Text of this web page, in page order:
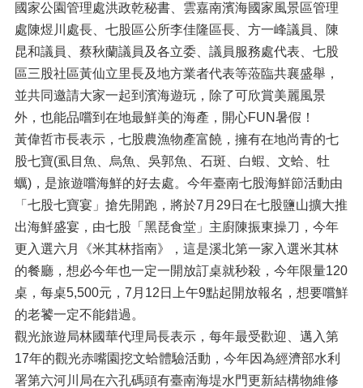
國家公園管理處洪政乾秘書、雲嘉南濱海國家風景區管理
處陳煜川處長、七股區公所李佳隆區長、方一峰議員、陳
昆和議員、蔡秋蘭議員及各立委、議員服務處代表、七股
區三股社區黃仙立里長及地方業者代表等蒞臨共襄盛舉，
並共同邀請大家一起到濱海遊玩，除了可欣賞美麗風景
外，也能品嚐到在地最鮮美的海產，開心FUN暑假！
黃偉哲市長表示，七股農漁物產富饒，擁有在地尚青的七
股七寶(虱目魚、烏魚、吳郭魚、石斑、白蝦、文蛤、牡
蠣)，是旅遊嚐海鮮的好去處。今年臺南七股海鮮節活動由
「七股七寶宴」搶先開跑，將於7月29日在七股鹽山擴大推
出海鮮盛宴，由七股「黑琵食堂」主廚陳振東操刀，今年
更入選六月《米其林指南》，這是溪北第一家入選米其林
的餐廳，想必今年也一定一開放訂桌就秒殺，今年限量120
桌，每桌5,500元，7月12日上午9點起開放報名，想要嚐鮮
的老饕一定不能錯過。
觀光旅遊局林國華代理局長表示，每年最受歡迎、邁入第
17年的觀光赤嘴園挖文蛤體驗活動，今年因為經濟部水利
署第六河川局在六孔碼頭有臺南海堤水門更新結構物維修